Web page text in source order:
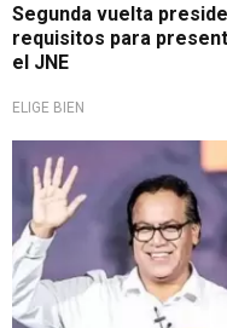
Segunda vuelta
requisitos para
el JNE
ELIGE BIEN
Continúa el empate técnico